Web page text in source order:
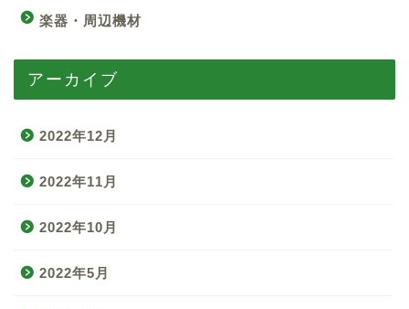
楽器・周辺機材
アーカイブ
2022年12月
2022年11月
2022年10月
2022年5月